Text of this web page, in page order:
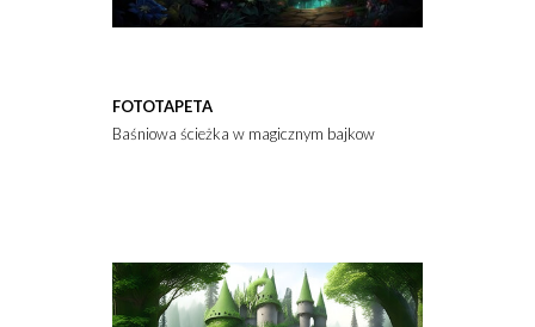
FOTOTAPETA
Baśniowa ścieżka w magicznym bajkowym lesie.